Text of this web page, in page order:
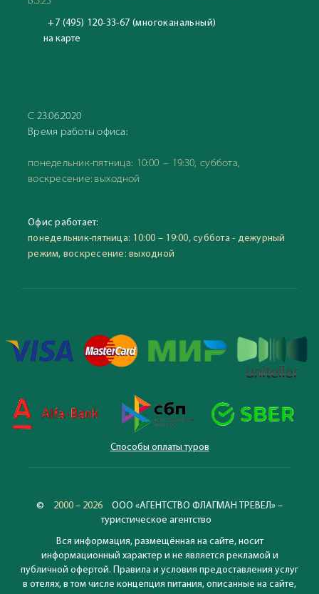
+7 (495) 120-33-67 (многоканальный)
на карте
С 23.06.2020
Время работы офиса:
понедельник-пятница: 10:00 – 19:30, суббота,
воскресение: выходной
Офис работает:
понедельник-пятница: 10:00 – 19:00, суббота - дежурный
режим, воскресение: выходной
Способы оплаты туров
© 2000 – 2026
ООО «АГЕНТСТВО ФЛАГМАН ТРЕВЕЛ» –
туристическое агентство
Вся информация, размещённая на сайте, носит
информационный характер и не является рекламой и
публичной офертой. Правила и условия предоставления услуг
в отелях, в том числе концепция питания, описанные на сайте,